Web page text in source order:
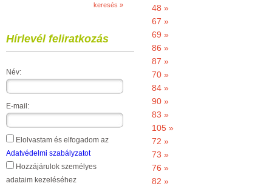
Hírlevél feliratkozás
Név:
E-mail:
Elolvastam és elfogadom az
Adatvédelmi szabályzatot
Hozzájárulok személyes
adataim kezeléséhez
48 »
67 »
69 »
86 »
87 »
70 »
84 »
90 »
83 »
105 »
72 »
73 »
76 »
82 »